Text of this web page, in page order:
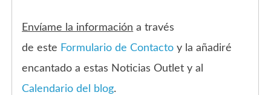
Envíame la información a través
de este Formulario de Contacto y la añadiré
encantado a estas Noticias Outlet y al
Calendario del blog.